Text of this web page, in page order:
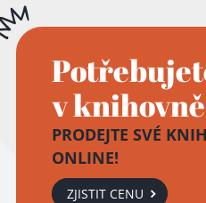
v
PRODEJTE SVÉ
ONLINE!
ZJISTIT CENU